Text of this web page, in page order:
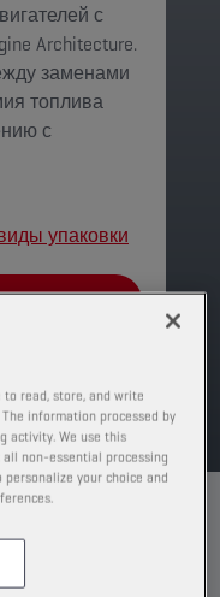
с
Architecture.
заменами
топлива
с
упаковки
MSDS
read, store, and write
information processed by
activity. We use this
non-essential processing
personalize your choice and